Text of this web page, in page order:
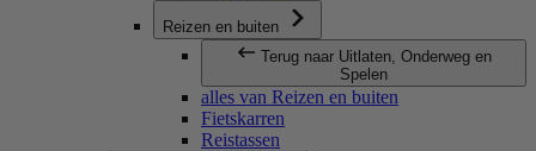
Reizen en buiten
Terug naar Uitlaten, Onderweg en
Spelen
alles van Reizen en buiten
Fietskarren
Reistassen